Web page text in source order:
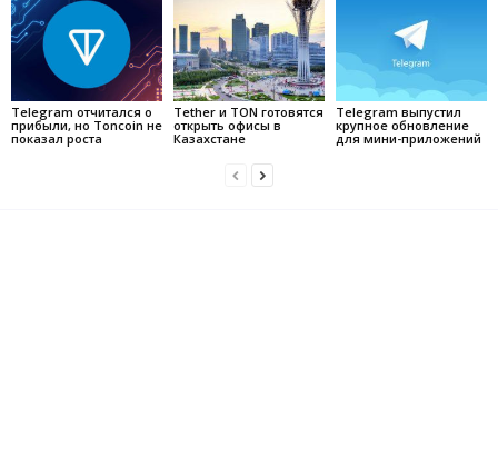
Telegram отчитался о
прибыли, но Toncoin не
показал роста
Tether и TON готовятся
открыть офисы в
Казахстане
Telegram выпустил
крупное обновление
для мини-приложений